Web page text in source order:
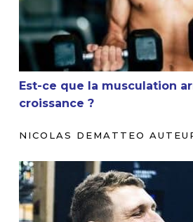
Est-ce que la musculation
croissance ?
NICOLAS DEMATTEO